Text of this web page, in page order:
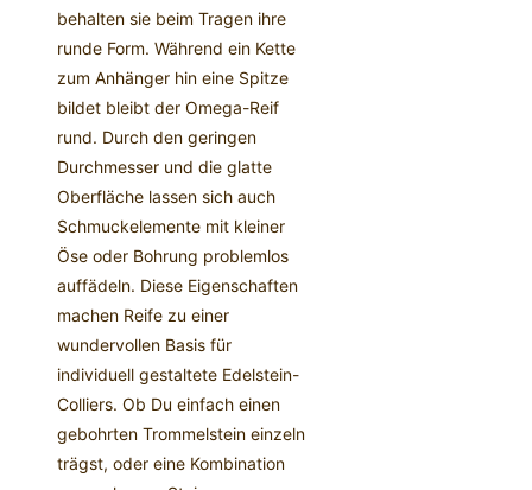
behalten sie beim Tragen ihre
runde Form. Während ein Kette
zum Anhänger hin eine Spitze
bildet bleibt der Omega-Reif
rund. Durch den geringen
Durchmesser und die glatte
Oberfläche lassen sich auch
Schmuckelemente mit kleiner
Öse oder Bohrung problemlos
auffädeln. Diese Eigenschaften
machen Reife zu einer
wundervollen Basis für
individuell gestaltete Edelstein-
Colliers. Ob Du einfach einen
gebohrten Trommelstein einzeln
trägst, oder eine Kombination